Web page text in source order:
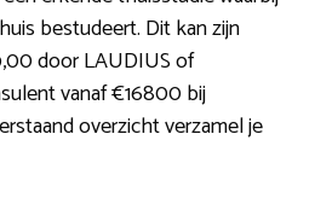
bestudeert. Dit kan zijn
door LAUDIUS of
vanaf €16800 bij
overzicht verzamel je